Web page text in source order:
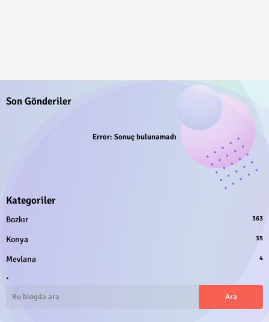
Son Gönderiler
Error: Sonuç bulunamadı
Kategoriler
Bozkır 363
Konya 35
Mevlana 4
.